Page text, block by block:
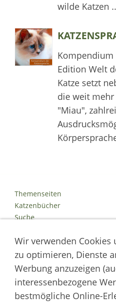
wilde Katzen
Kompendium
Edition Welt
Katze setzt
die weit
"Miau",
Themenseiten
Katzenbücher
Suche
Impressum
Datenschutz
Cookies
Autor der Welt der Katzen
Wir verwenden Cookies
zu optimieren, Dienste
Werbung anzuzeigen
interessenbezogene
bestmögliche Online-